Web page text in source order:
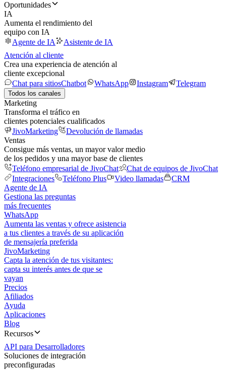
Oportunidades
IA
Aumenta el rendimiento del
equipo con IA
Agente de IA
Asistente de IA
Atención al cliente
Crea una experiencia de atención al
cliente excepcional
Chat para sitiosChatbot WhatsApp Instagram Telegram
Todos los canales
Marketing
Transforma el tráfico en
clientes potenciales cualificados
JivoMarketing
Devolución de llamadas
Ventas
Consigue más ventas, un mayor valor medio
de los pedidos y una mayor base de clientes
Teléfono empresarial de JivoChat
Chat de equipos de JivoChat
Integraciones
Teléfono Plus Video llamadas
CRM
Agente de IA
Gestiona las preguntas
más frecuentes
WhatsApp
Aumenta las ventas y ofrece asistencia
a tus clientes a través de su aplicación
de mensajería preferida
JivoMarketing
Capta la atención de tus visitantes:
capta su interés antes de que se
vayan
Precios
Afiliados
Ayuda
Aplicaciones
Blog
Recursos
API para Desarrolladores
Soluciones de integración
preconfiguradas